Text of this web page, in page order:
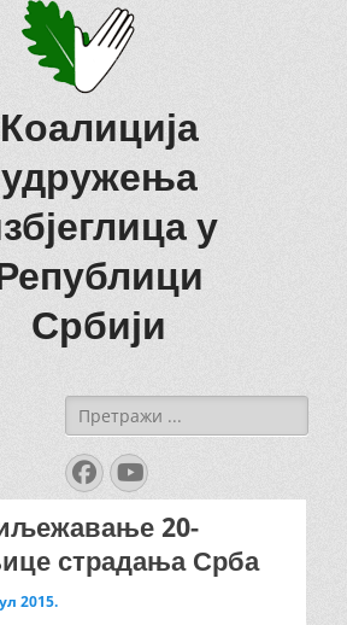
Коалиција
удружења
у
Србији
Search
for:
Facebook
YouTube
20-
страдања Срба
2015.